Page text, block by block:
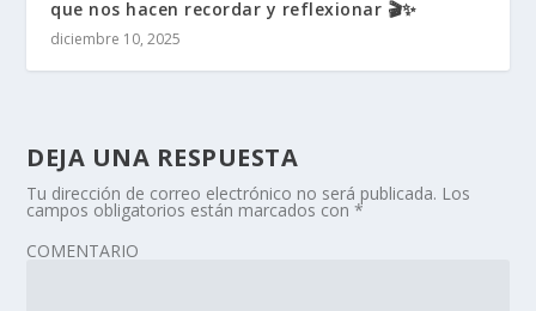
que nos hacen recordar y reflexionar 🎬✨
diciembre 10, 2025
DEJA UNA RESPUESTA
Tu dirección de correo electrónico no será publicada. Los
campos obligatorios están marcados con*
COMENTARIO